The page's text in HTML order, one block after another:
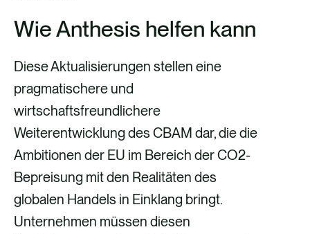
Wie Anthesis helfen kann
Diese Aktualisierungen stellen eine
pragmatischere und
wirtschaftsfreundlichere
Weiterentwicklung des CBAM dar, die die
Ambitionen der EU im Bereich der CO2-
Bepreisung mit den Realitäten des
globalen Handels in Einklang bringt.
Unternehmen müssen diesen